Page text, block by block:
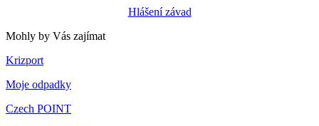
Hlášení závad
Mohly by Vás zajímat
Krizport
Moje odpadky
Czech POINT